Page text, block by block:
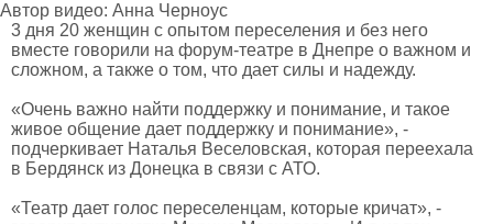
Автор видео: Анна Черноус
3 дня 20 женщин с опытом переселения и без него
вместе говорили на форум-театре в Днепре о важном и
сложном, а также о том, что дает силы и надежду.
«Очень важно найти поддержку и понимание, и такое
живое общение дает поддержку и понимание», -
подчеркивает Наталья Веселовская, которая переехала
в Бердянск из Донецка в связи с АТО.
«Театр дает голос переселенцам, которые кричат», -